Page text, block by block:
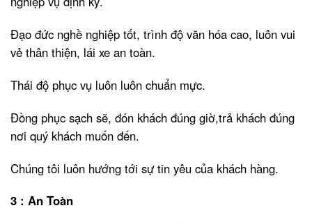
Đạo đức nghề nghiệp tốt, trình độ văn hóa cao, luôn vui
vẻ thân thiện, lái xe an toàn.
Thái độ phục vụ luôn luôn chuẩn mực.
Đồng phục sạch sẽ, đón khách đúng giờ,trả khách đúng
nơi quý khách muốn đến.
Chúng tôi luôn hướng tới sự tin yêu của khách hàng.
3 : An Toàn